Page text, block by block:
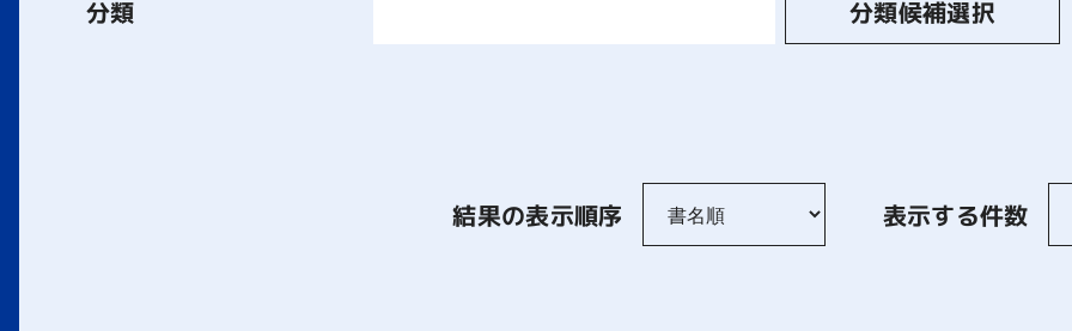
分類 分類候補選択
結果の表示順序 表示する件数